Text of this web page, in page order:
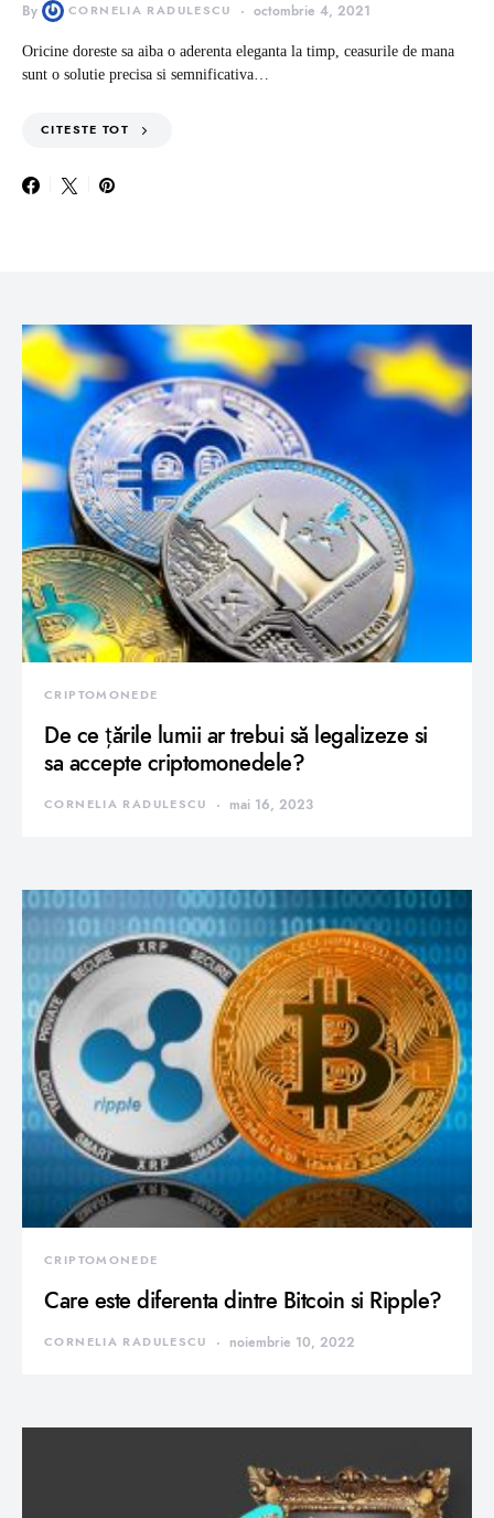
By CORNELIA RADULESCU octombrie 4, 2021
Oricine doreste sa aiba o aderenta eleganta la timp, ceasurile de mana
sunt o solutie precisa si semnificativa…
CITESTE TOT
CRIPTOMONEDE
De ce țările lumii ar trebui să legalizeze si
sa accepte criptomonedele?
CORNELIA RADULESCU mai 16, 2023
CRIPTOMONEDE
Care este diferenta dintre Bitcoin si Ripple?
CORNELIA RADULESCU noiembrie 10, 2022